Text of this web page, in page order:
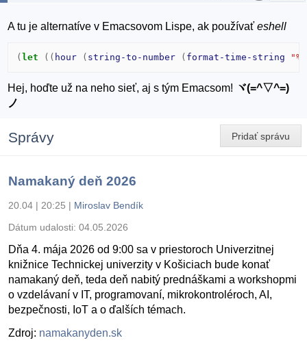
A tu je alternatíve v Emacsovom Lispe, ak používaťeshell
( let (( hour ( string-to-number ( format-time-string
Hej, hoďte už na neho sieť, aj s tým Emacsom! ヾ(=^▽^=)
ノ
Pridať správu
Správy
Namakaný deň 2026
20.04 | 20:25 | Miroslav Bendík
Dátum udalosti: 04.05.2026
Dňa 4. mája 2026 od 9:00 sa v priestoroch Univerzitnej
knižnice Technickej univerzity v Košiciach bude konať
namakaný deň, teda deň nabitý prednáškami a workshopmi
o vzdelávaní v IT, programovaní, mikrokontroléroch, AI,
bezpečnosti, IoT a o ďalších témach.
Zdroj: namakanyden.sk